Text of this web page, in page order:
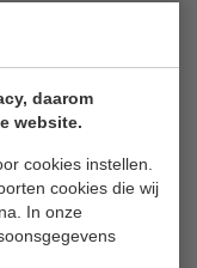
daarom
website.
cookies instellen.
cookies die wij
In onze